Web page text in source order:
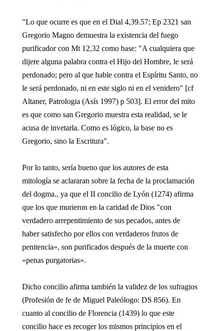
"Lo que ocurre es que en el Dial 4,39.57; Ep 2321 san
Gregorio Magno demuestra la existencia del fuego
purificador con Mt 12,32 como base: "A cualquiera que
dijere alguna palabra contra el Hijo del Hombre, le será
perdonado; pero al que hable contra el Espíritu Santo, no
le será perdonado, ni en este siglo ni en el venidero" [cf
Altaner, Patrologia (Asís 1997) p 503]. El error del mito
es que como san Gregorio muestra esta realidad, se le
acusa de invetarla. Como es lógico, la base no es
Gregorio, sino la Escritura".
Por lo tanto, sería bueno que los autores de esta
mitología se aclararan sobre la fecha de la proclamación
del dogma., ya que el II concilio de Lyón (1274) afirma
que los que murieron en la caridad de Dios "con
verdadero arrepentimiento de sus pecados, antes de
haber satisfecho por ellos con verdaderos frutos de
penitencia», son purificados después de la muerte con
«penas purgatorias».
Dicho concilio afirma también la validez de los sufragios
(Profesión de fe de Miguel Paleólogo: DS 856). En
cuanto al concilio de Florencia (1439) lo que este
concilio hace es recoger los mismos principios en el